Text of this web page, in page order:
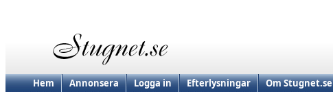
Hem Annonsera Logga in Efterlysningar Om Stugnet.se